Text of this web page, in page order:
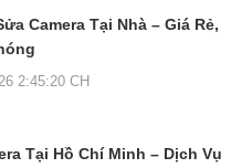
Camera Tại Nhà – Giá Rẻ,
2:45:20 CH
Tại Hồ Chí Minh – Dịch Vụ